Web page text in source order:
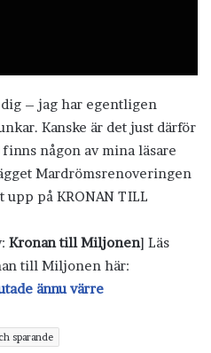
– jag har egentligen
Kanske är det just därför
någon av mina läsare
Mardrömsrenoveringen
upp på KRONAN TILL
Kronan till Miljonen] Läs
till Miljonen här:
ännu värre
sparande